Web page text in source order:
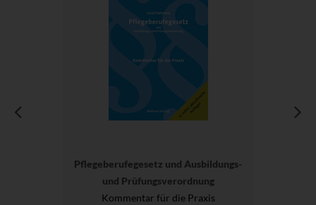
Pflegeberufegesetz und Ausbildungs-
und Prüfungsverordnung
Kommentar für die Praxis